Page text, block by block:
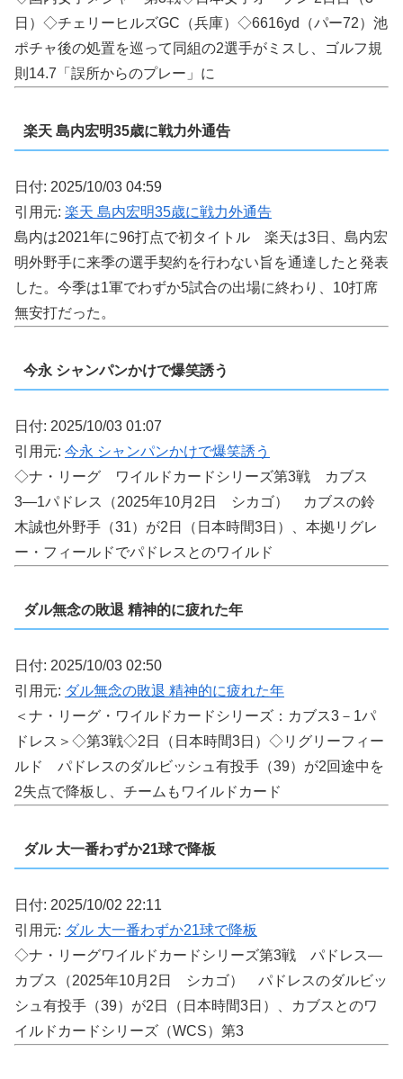
日）◇チェリーヒルズGC（兵庫）◇6616yd（パー72）池
ポチャ後の処置を巡って同組の2選手がミスし、ゴルフ規
則14.7「誤所からのプレー」に
楽天 島内宏明35歳に戦力外通告
日付: 2025/10/03 04:59
引用元: 楽天 島内宏明35歳に戦力外通告
島内は2021年に96打点で初タイトル 楽天は3日、島内宏
明外野手に来季の選手契約を行わない旨を通達したと発表
した。今季は1軍でわずか5試合の出場に終わり、10打席
無安打だった。
今永 シャンパンかけで爆笑誘う
日付: 2025/10/03 01:07
引用元: 今永 シャンパンかけで爆笑誘う
◇ナ・リーグ ワイルドカードシリーズ第3戦 カブス
3―1パドレス（2025年10月2日 シカゴ） カブスの鈴
木誠也外野手（31）が2日（日本時間3日）、本拠リグレ
ー・フィールドでパドレスとのワイルド
ダル無念の敗退 精神的に疲れた年
日付: 2025/10/03 02:50
引用元: ダル無念の敗退 精神的に疲れた年
＜ナ・リーグ・ワイルドカードシリーズ：カブス3－1パ
ドレス＞◇第3戦◇2日（日本時間3日）◇リグリーフィー
ルド パドレスのダルビッシュ有投手（39）が2回途中を
2失点で降板し、チームもワイルドカード
ダル 大一番わずか21球で降板
日付: 2025/10/02 22:11
引用元: ダル 大一番わずか21球で降板
◇ナ・リーグワイルドカードシリーズ第3戦 パドレス―
カブス（2025年10月2日 シカゴ） パドレスのダルビッ
シュ有投手（39）が2日（日本時間3日）、カブスとのワ
イルドカードシリーズ（WCS）第3